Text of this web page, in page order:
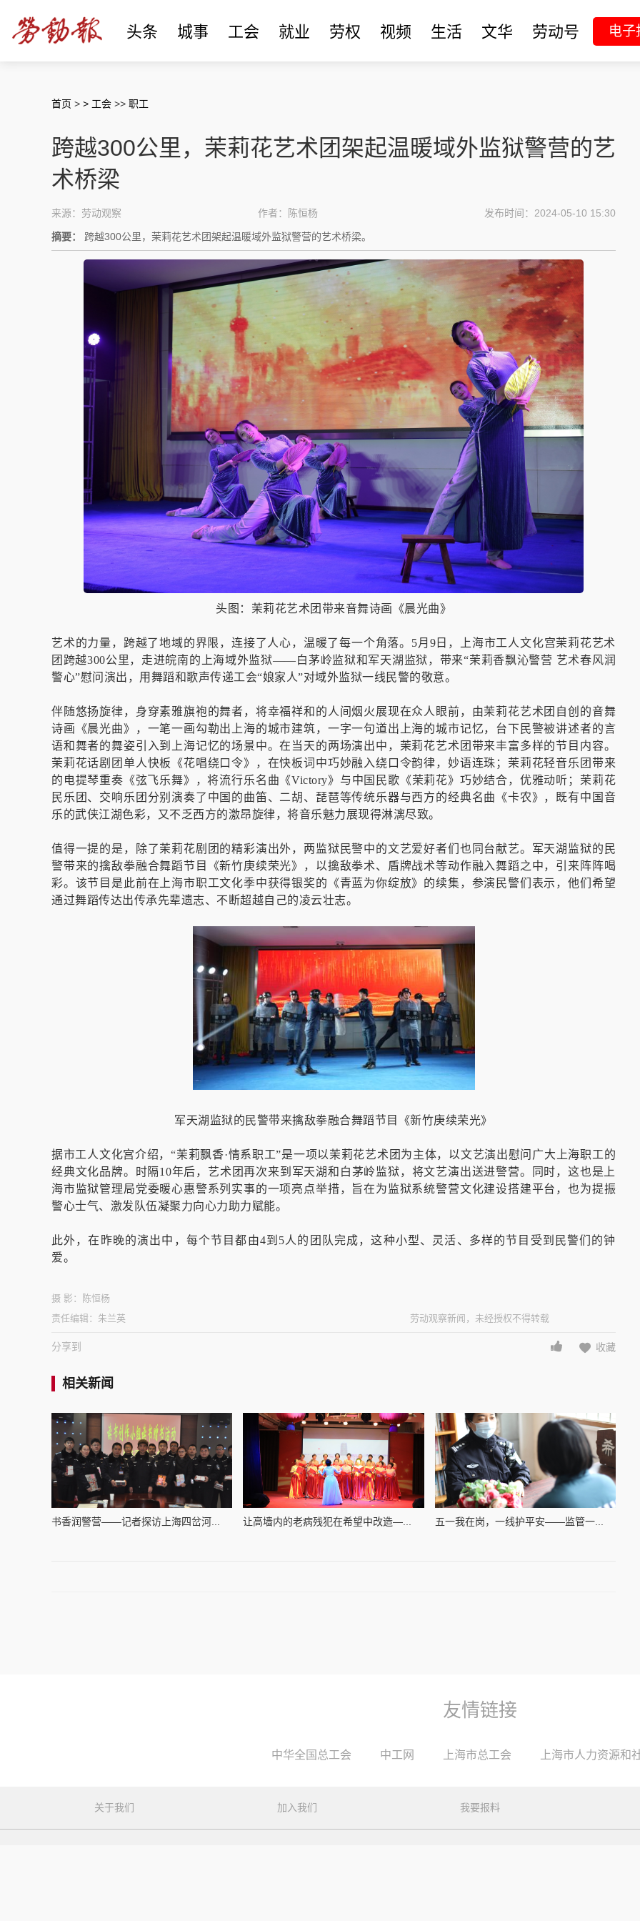
头条 城事 工会 就业 劳权 视频 生活 文华 劳动号 电子
首页 > > 工会 >> 职工
跨越300公里，茉莉花艺术团架起温暖域外监狱警营的艺
术桥梁
来源：劳动观察 作者：陈恒杨 发布时间：2024-05-10 15:30
摘要： 跨越300公里，茉莉花艺术团架起温暖域外监狱警营的艺术桥梁。
头图：茉莉花艺术团带来音舞诗画《晨光曲》
艺术的力量，跨越了地域的界限，连接了人心，温暖了每一个角落。5月9日，上海市工人文化宫茉莉花艺术
团跨越300公里，走进皖南的上海域外监狱——白茅岭监狱和军天湖监狱，带来“茉莉香飘沁警营 艺术春风润
警心”慰问演出，用舞蹈和歌声传递工会“娘家人”对域外监狱一线民警的敬意。
伴随悠扬旋律，身穿素雅旗袍的舞者，将幸福祥和的人间烟火展现在众人眼前，由茉莉花艺术团自创的音舞
诗画《晨光曲》，一笔一画勾勒出上海的城市建筑，一字一句道出上海的城市记忆，台下民警被讲述者的言
语和舞者的舞姿引入到上海记忆的场景中。在当天的两场演出中，茉莉花艺术团带来丰富多样的节目内容。
茉莉花话剧团单人快板《花唱绕口令》，在快板词中巧妙融入绕口令韵律，妙语连珠；茉莉花轻音乐团带来
的电提琴重奏《弦飞乐舞》，将流行乐名曲《Victory》与中国民歌《茉莉花》巧妙结合，优雅动听；茉莉花
民乐团、交响乐团分别演奏了中国的曲笛、二胡、琵琶等传统乐器与西方的经典名曲《卡农》，既有中国音
乐的武侠江湖色彩，又不乏西方的激昂旋律，将音乐魅力展现得淋漓尽致。
值得一提的是，除了茉莉花剧团的精彩演出外，两监狱民警中的文艺爱好者们也同台献艺。军天湖监狱的民
警带来的擒敌拳融合舞蹈节目《新竹庚续荣光》，以擒敌拳术、盾牌战术等动作融入舞蹈之中，引来阵阵喝
彩。该节目是此前在上海市职工文化季中获得银奖的《青蓝为你绽放》的续集，参演民警们表示，他们希望
通过舞蹈传达出传承先辈遗志、不断超越自己的凌云壮志。
军天湖监狱的民警带来擒敌拳融合舞蹈节目《新竹庚续荣光》
据市工人文化宫介绍，“茉莉飘香·情系职工”是一项以茉莉花艺术团为主体，以文艺演出慰问广大上海职工的
经典文化品牌。时隔10年后，艺术团再次来到军天湖和白茅岭监狱，将文艺演出送进警营。同时，这也是上
海市监狱管理局党委暖心惠警系列实事的一项亮点举措，旨在为监狱系统警营文化建设搭建平台，也为提振
警心士气、激发队伍凝聚力向心力助力赋能。
此外，在昨晚的演出中，每个节目都由4到5人的团队完成，这种小型、灵活、多样的节目受到民警们的钟
爱。
摄 影：
陈恒杨
责任编辑： 朱兰英 劳动观察新闻，未经授权不得转载
分享到 收藏
相关新闻
书香润警营——记者探访上海四岔河... 让高墙内的老病残犯在希望中改造—... 五一我在岗，一线护平安——监管一...
友情链接
中华全国总工会 中工网 上海市总工会 上海市人力资源和
关于我们 加入我们 我要报料